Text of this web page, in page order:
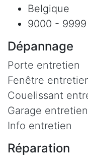
Belgique
9000 - 9999
Dépannage
Porte entretien
Fenêtre
Couelissant
Garage entretien
Info entretien
Réparation